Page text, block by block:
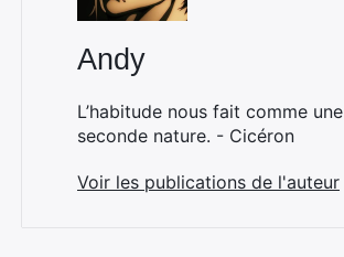
Andy
L’habitude nous fait comme une
seconde nature. - Cicéron
Voir les publications de l'auteur